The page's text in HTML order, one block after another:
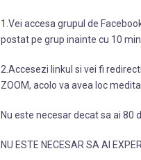
1.Vei accesa grupul de
postat pe grup inainte cu 10
2.Accesezi linkul si vei fi
ZOOM, acolo va avea loc
Nu este necesar decat sa ai 80
NU ESTE NECESAR SA AI